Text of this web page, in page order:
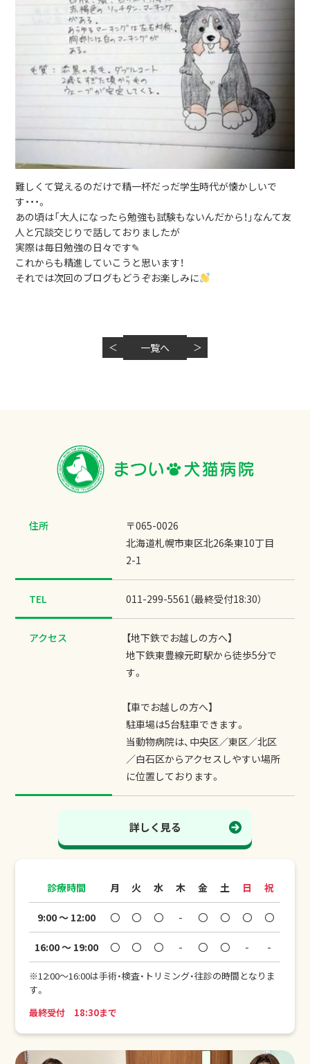
難しくて覚えるのだけで精一杯だっだ学生時代が懐かしいで
す・・・。
あの頃は「大人になったら勉強も試験もないんだから！」なんて友
人と冗談交じりで話しておりましたが
実際は毎日勉強の日々です✎
これからも精進していこうと思います！
それでは次回のブログもどうぞお楽しみに
＜ 一覧へ ＞
住所
〒065-0026
北海道札幌市東区北26条東10丁目
2-1
TEL 011-299-5561（最終受付18:30）
アクセス
【地下鉄でお越しの方へ】
地下鉄東豊線元町駅から徒歩5分で
す。
【車でお越しの方へ】
駐車場は5台駐車できます。
当動物病院は、中央区／東区／北区
／白石区からアクセスしやすい場所
に位置しております。
詳しく見る
診療時間 月 火 水 木 金 土 日 祝
9:00 ～ 12:00 〇 〇 〇 - 〇 〇 〇 〇
16:00 ～ 19:00 〇 〇 〇 - 〇 〇 - -
※12:00～16:00は手術・検査・トリミング・往診の時間となりま
す。
最終受付 18:30まで